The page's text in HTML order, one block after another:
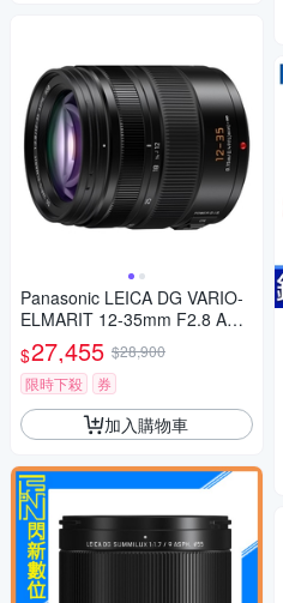
Panasonic LEICA DG VARIO-
ELMARIT 12-35mm F2.8 ASP
H.POWER O.I.S. 變焦鏡頭 公
司貨 H-ES12035
$27,455 $28,900
限時下殺
券
加入購物車